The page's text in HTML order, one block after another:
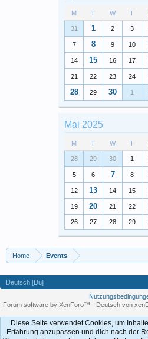
M T W T
31 1 2 3
7 8 9 10
14 15 16 17
21 22 23 24
28 29 30 1
Mai 2025
M T W T
28 29 30 1
5 6 7 8
12 13 14 15
19 20 21 22
26 27 28 29
Home Events
Deutsch [Du]
Forum software by XenForo™ - Deutsch von
Diese Seite verwendet Cookies, um
Erfahrung anzupassen und dich nach der